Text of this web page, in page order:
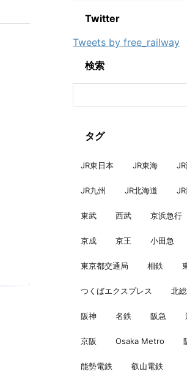
Twitter
Tweets by free_railway
検索
タグ
JR東日本 JR東海
JR九州 JR北海道
東武 西武 京浜急行
京成 京王 小田急
東京都交通局 相鉄
つくばエクスプレス 北
阪神 名鉄 阪急
京阪 Osaka Metro
能勢電鉄 叡山電鉄